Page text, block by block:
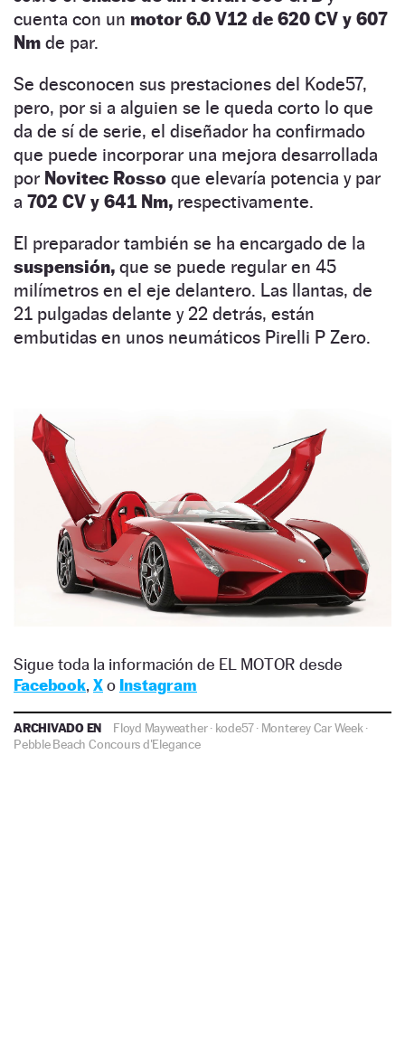
cuenta con un motor 6.0 V12 de 620 CV y 607
Nm de par.
Se desconocen sus prestaciones del Kode57,
pero, por si a alguien se le queda corto lo que
da de sí de serie, el diseñador ha confirmado
que puede incorporar una mejora desarrollada
por Novitec Rosso que elevaría potencia y par
a 702 CV y 641 Nm, respectivamente.
El preparador también se ha encargado de la
suspensión, que se puede regular en 45
milímetros en el eje delantero. Las llantas, de
21 pulgadas delante y 22 detrás, están
embutidas en unos neumáticos Pirelli P Zero.
Sigue toda la información de EL MOTOR desde
Facebook, Xo Instagram
ARCHIVADO EN Floyd Mayweather· kode57· Monterey Car Week ·
Pebble Beach Concours d'Elegance